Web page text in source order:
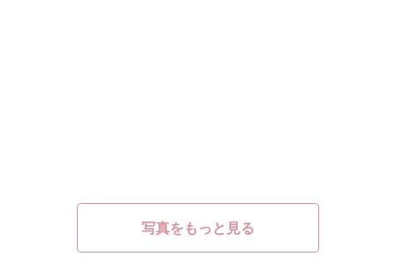
写真をもっと見る